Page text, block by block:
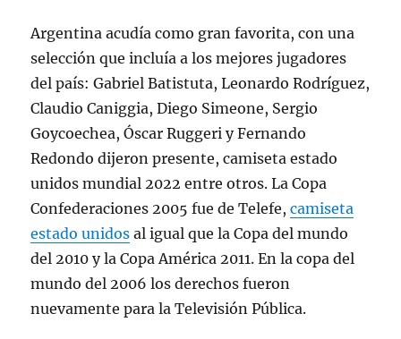
Argentina acudía como gran favorita, con una
selección que incluía a los mejores jugadores
del país: Gabriel Batistuta, Leonardo Rodríguez,
Claudio Caniggia, Diego Simeone, Sergio
Goycoechea, Óscar Ruggeri y Fernando
Redondo dijeron presente, camiseta estado
unidos mundial 2022 entre otros. La Copa
Confederaciones 2005 fue de Telefe,camiseta
estado unidos al igual que la Copa del mundo
del 2010 y la Copa América 2011. En la copa del
mundo del 2006 los derechos fueron
nuevamente para la Televisión Pública.